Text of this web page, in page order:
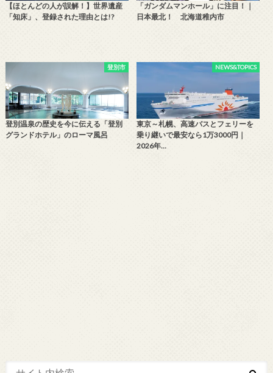
【ほとんどの人が誤解！】世界遺産
「知床」、登録された理由とは!?
「ガンダムマンホール」に注目！｜
日本最北！ 北海道稚内市
登別市
登別温泉の歴史を今に伝える「登別
グランドホテル」のローマ風呂
NEWS&TOPICS
東京～札幌、高速バスとフェリーを
乗り継いで最安なら1万3000円｜
2026年…